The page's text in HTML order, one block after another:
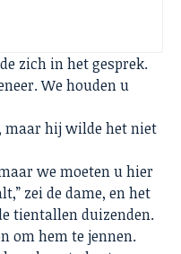
zich in het gesprek.
We houden u
maar hij wilde het niet
we moeten u hier
zei de dame, en het
tientallen duizenden.
om hem te jennen.